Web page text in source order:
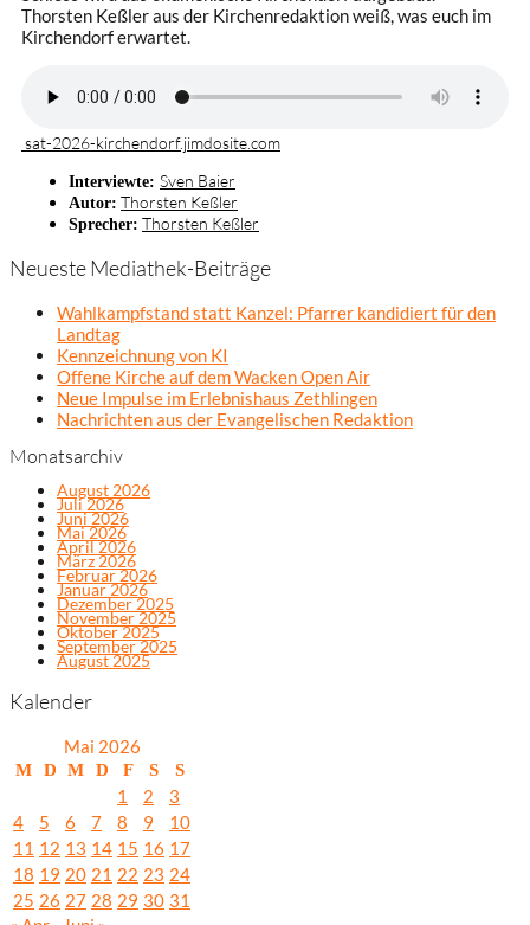
Thorsten Keßler aus der Kirchenredaktion weiß, was euch im
Kirchendorf erwartet.
sat-2026-kirchendorf.jimdosite.com
Interviewte: Sven Baier
Autor: Thorsten Keßler
Sprecher: Thorsten Keßler
Neueste Mediathek-Beiträge
Wahlkampfstand statt Kanzel: Pfarrer kandidiert für den
Landtag
Kennzeichnung von KI
Offene Kirche auf dem Wacken Open Air
Neue Impulse im Erlebnishaus Zethlingen
Nachrichten aus der Evangelischen Redaktion
Monatsarchiv
August 2026
Juli 2026
Juni 2026
Mai 2026
April 2026
März 2026
Februar 2026
Januar 2026
Dezember 2025
November 2025
Oktober 2025
September 2025
August 2025
Kalender
Mai 2026
M D M D F S S
1 2
3
4
5 6 7 8 9
10
11 12 13 14 15 16 17
18 19 20 21 22 23 24
25 26 27 28 29 30 31